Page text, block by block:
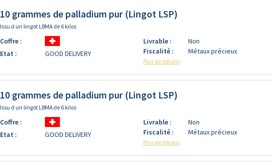
10 grammes de palladium pur (Lingot LSP)
Issu d un lingot LBMA de 6 kilos
Coffre :
Etat :
GOOD DELIVERY
Livrable :
Non
Fiscalité :
Métaux précieux
Plus de détails
10 grammes de palladium pur (Lingot LSP)
Issu d un lingot LBMA de 6 kilos
Coffre :
Etat :
GOOD DELIVERY
Livrable :
Non
Fiscalité :
Métaux précieux
Plus de détails